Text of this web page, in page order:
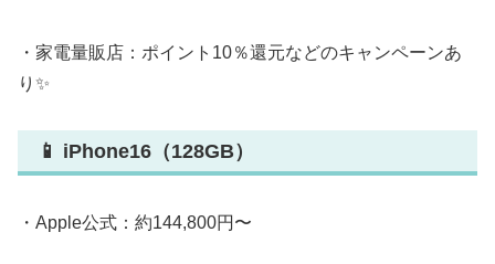
・家電量販店：ポイント10％還元などのキャンペーンあ
り✨
📱 iPhone16（128GB）
・Apple公式：約144,800円〜